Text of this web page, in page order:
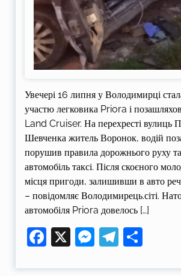
Увечері 16 липня у Володимирці
участю легковика Priora і
Land Cruiser. На перехресті вулиць
Шевченка житель Воронок, водій
порушив правила дорожнього руху
автомобіль таксі. Після скоєного
місця пригоди, залишивши в авто
– повідомляє Володимирець.сіті.
автомобіля Priora довелось […]
Facebook
X